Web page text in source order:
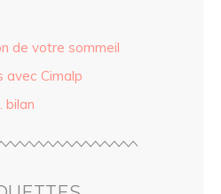
de votre sommeil
avec Cimalp
bilan